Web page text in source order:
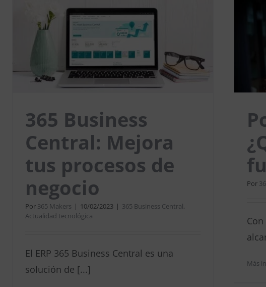
365 Business
Central: Mejora
tus procesos de
negocio
Por 365 Makers | 10/02/2023 | 365 Business Central,
Actualidad tecnológica
El ERP 365 Business Central es una
solución de [...]
Por
Más